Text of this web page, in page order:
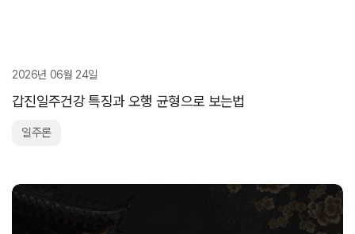
2026년 06월 24일
갑진일주건강 특징과 오행 균형으로 보는법
일주론